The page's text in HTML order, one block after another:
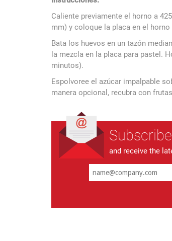
Caliente previamente el horno a
mm) y coloque la placa en el
Bata los huevos en un tazón
la mezcla en la placa para pastel.
minutos).
Espolvoree el azúcar impalpable
manera opcional, recubra con
and receive the